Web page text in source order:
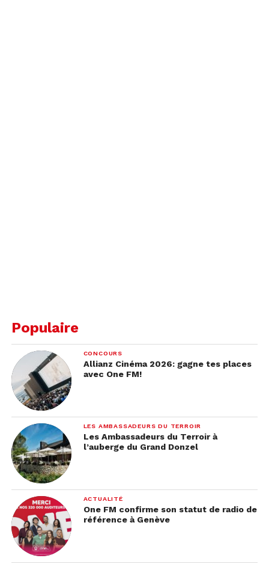
Populaire
CONCOURS
Allianz Cinéma 2026: gagne tes places
avec One FM!
LES AMBASSADEURS DU TERROIR
Les Ambassadeurs du Terroir à
l’auberge du Grand Donzel
ACTUALITÉ
One FM confirme son statut de radio de
référence à Genève